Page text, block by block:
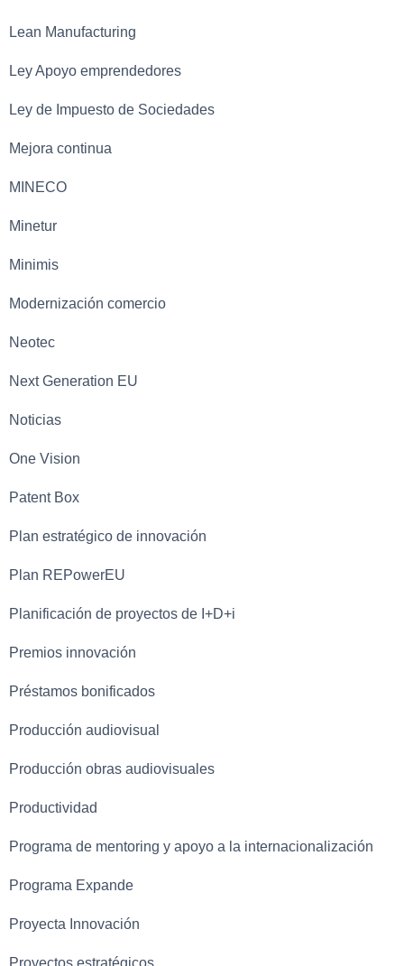
Lean Manufacturing
Ley Apoyo emprendedores
Ley de Impuesto de Sociedades
Mejora continua
MINECO
Minetur
Minimis
Modernización comercio
Neotec
Next Generation EU
Noticias
One Vision
Patent Box
Plan estratégico de innovación
Plan REPowerEU
Planificación de proyectos de I+D+i
Premios innovación
Préstamos bonificados
Producción audiovisual
Producción obras audiovisuales
Productividad
Programa de mentoring y apoyo a la internacionalización
Programa Expande
Proyecta Innovación
Proyectos estratégicos